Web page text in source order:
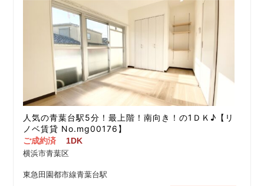
人気の青葉台駅5分！最上階！南向き！の1ＤＫ♪【リ
ノベ賃貸 No.mg00176】
ご成約済
1DK
横浜市青葉区
東急田園都市線青葉台駅